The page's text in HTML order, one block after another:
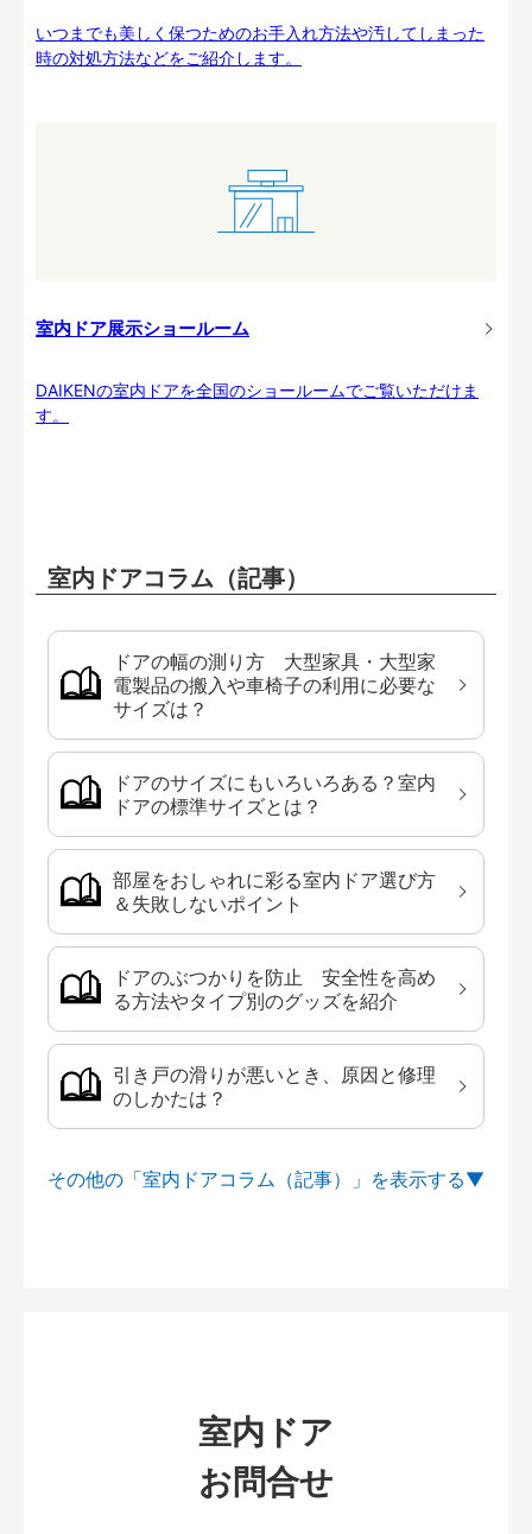
いつまでも美しく保つためのお手入れ方法や汚してしまった
時の対処方法などをご紹介します。
室内ドア展示ショールーム
DAIKENの室内ドアを全国のショールームでご覧いただけま
す。
室内ドアコラム（記事）
ドアの幅の測り方 大型家具・大型家
電製品の搬入や車椅子の利用に必要な
サイズは？
ドアのサイズにもいろいろある？室内
ドアの標準サイズとは？
部屋をおしゃれに彩る室内ドア選び方
＆失敗しないポイント
ドアのぶつかりを防止 安全性を高め
る方法やタイプ別のグッズを紹介
引き戸の滑りが悪いとき、原因と修理
のしかたは？
その他の「室内ドアコラム（記事）」を
室内ドア
お問合せ